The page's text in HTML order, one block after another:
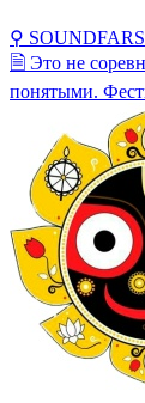
⚲
🗎 Это не
понятыми.